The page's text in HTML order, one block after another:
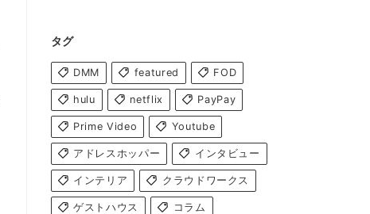
タグ
DMM featured FOD
hulu netflix PayPay
Prime Video Youtube
アドレスホッパー インタビュー
インテリア クラウドワークス
ゲストハウス コラム